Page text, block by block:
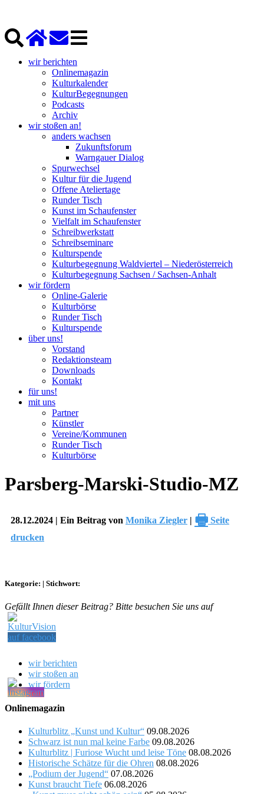
wir berichten
Onlinemagazin
Kulturkalender
KulturBegegnungen
Podcasts
Archiv
wir stoßen an!
anders wachsen
Zukunftsforum
Warngauer Dialog
Spurwechsel
Kultur für die Jugend
Offene Ateliertage
Runder Tisch
Kunst im Schaufenster
Vielfalt im Schaufenster
Schreibwerkstatt
Schreibseminare
Kulturspende
Kulturbegegnung Waldviertel – Niederösterreich
Kulturbegegnung Sachsen / Sachsen-Anhalt
wir fördern
Online-Galerie
Kulturbörse
Runder Tisch
Kulturspende
über uns!
Vorstand
Redaktionsteam
Downloads
Kontakt
für uns!
mit uns
Partner
Künstler
Vereine/Kommunen
Runder Tisch
Kulturbörse
Parsberg-Marski-Studio-MZ
28.12.2024 | Ein Beitrag von Monika Ziegler | 🖶 Seite
drucken
Kategorie: | Stichwort:
Gefällt Ihnen dieser Beitrag? Bitte besuchen Sie uns auf
wir berichten
wir stoßen an
wir fördern
Onlinemagazin
Kulturblitz „Kunst und Kultur“ 09.08.2026
Schwarz ist nun mal keine Farbe 09.08.2026
Kulturblitz | Furiose Wucht und leise Töne 08.08.2026
Historische Schätze für die Ohren 08.08.2026
„Podium der Jugend“ 07.08.2026
Kunst braucht Tiefe 06.08.2026